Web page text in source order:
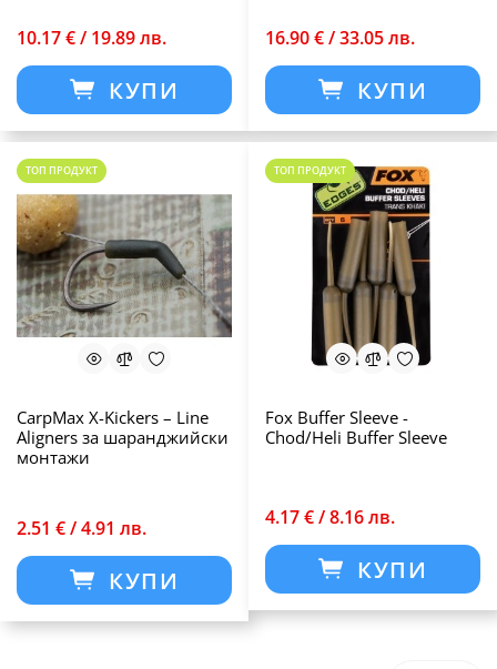
10.17 € / 19.89 лв.
КУПИ
16.90 € / 33.05 лв.
КУПИ
ТОП ПРОДУКТ
CarpMax X-Kickers – Line
Aligners за шаранджийски
монтажи
2.51 € / 4.91 лв.
КУПИ
ТОП ПРОДУКТ
Fox Buffer Sleeve -
Chod/Heli Buffer Sleeve
4.17 € / 8.16 лв.
КУПИ